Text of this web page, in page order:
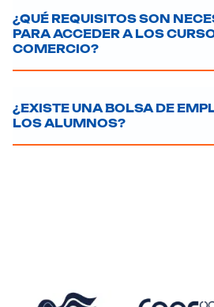
¿QUÉ REQUISITOS SON
PARA ACCEDER A LOS
COMERCIO?
¿EXISTE UNA BOLSA DE
LOS ALUMNOS?